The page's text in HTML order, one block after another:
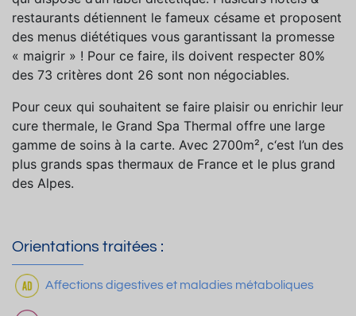
restaurants détiennent le fameux césame et proposent
des menus diététiques vous garantissant la promesse
« maigrir » ! Pour ce faire, ils doivent respecter 80%
des 73 critères dont 26 sont non négociables.
Pour ceux qui souhaitent se faire plaisir ou enrichir leur
cure thermale, le Grand Spa Thermal offre une large
gamme de soins à la carte. Avec 2700m², c‘est l’un des
plus grands spas thermaux de France et le plus grand
des Alpes.
Orientations traitées :
Affections digestives et maladies métaboliques